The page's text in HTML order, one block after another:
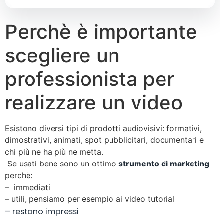
Perchè è importante
scegliere un
professionista per
realizzare un video
Esistono diversi tipi di prodotti audiovisivi: formativi,
dimostrativi, animati, spot pubblicitari, documentari e
chi più ne ha più ne metta.
Se usati bene sono un ottimo strumento di marketing
perchè:
– immediati
– utili, pensiamo per esempio ai video tutorial
– restano impressi